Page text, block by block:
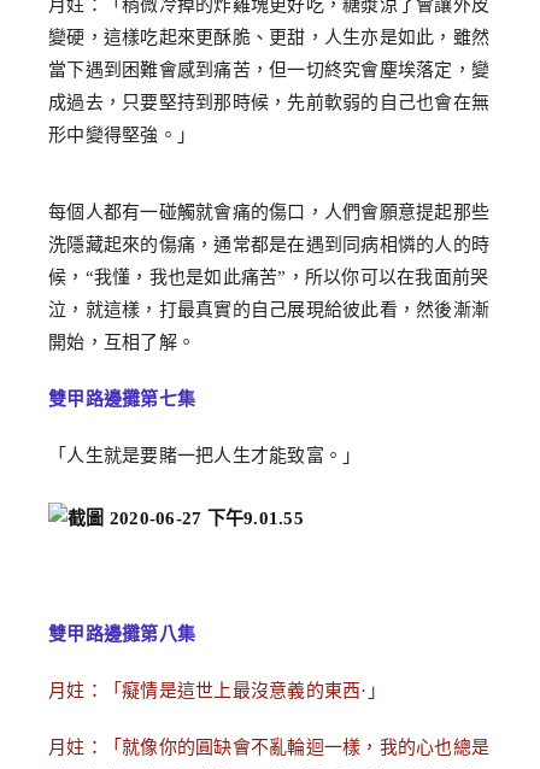
月妵：「稍微冷掉的炸雞塊更好吃，糖漿涼了會讓外皮
變硬，這樣吃起來更酥脆、更甜，人生亦是如此，雖然
當下遇到困難會感到痛苦，但一切終究會塵埃落定，變
成過去，只要堅持到那時候，先前軟弱的自己也會在無
形中變得堅強。」
每個人都有一碰觸就會痛的傷口，人們會願意提起那些
洗隱藏起來的傷痛，通常都是在遇到同病相憐的人的時
候，“我懂，我也是如此痛苦”，所以你可以在我面前哭
泣，就這樣，打最真實的自己展現給彼此看，然後漸漸
開始，互相了解。
雙甲路邊攤第七集
「人生就是要賭一把人生才能致富。」
雙甲路邊攤第八集
月妵：「癡情是這世上最沒意義的東西·」
月妵：「就像你的圓缺會不亂輪迴一樣，我的心也總是